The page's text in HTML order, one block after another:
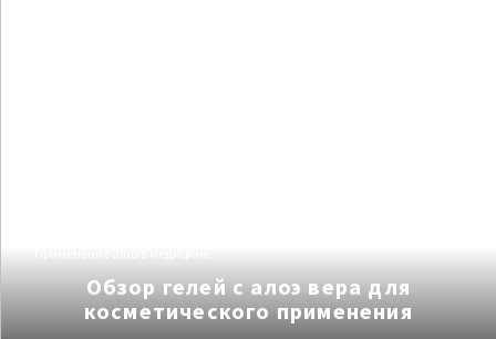
Обзор гелей с алоэ вера для
косметического применения